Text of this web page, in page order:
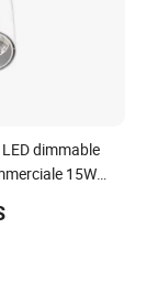
dimmable
15W